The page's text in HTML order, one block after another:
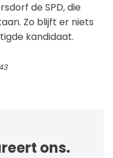
de SPD, die
Zo blijft er niets
kandidaat.
ons.